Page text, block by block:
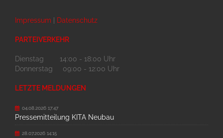
Impressum Datenschutz
PARTEIVERKEHR
Dienstag 14:00 - 18:00 Uhr
Donnerstag 09:00 - 12:00 Uhr
LETZTE MELDUNGEN
04.08.2026 17:47
Pressemitteilung KITA Neubau
28.07.2026 14:15